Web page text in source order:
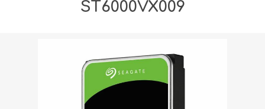
ST6000VX009